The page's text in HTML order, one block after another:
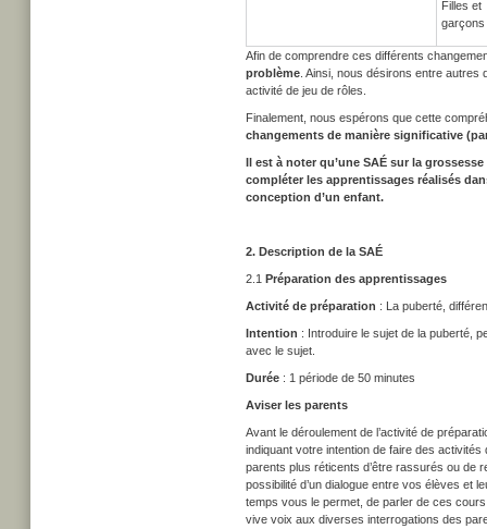
Filles et
garçons
Afin de comprendre ces différents
problème . Ainsi, nous désirons entre autres
activité de jeu de rôles.
Finalement, nous espérons que cette
changements de manière significative
Il est à noter qu’une SAÉ sur la
compléter les apprentissages réalisés
conception d’un enfant.
2. Description de la SAÉ
2.1 Préparation des apprentissages
Activité de préparation : La puberté,
Intention : Introduire le sujet de la puberté,
avec le sujet.
Durée : 1 période de 50 minutes
Aviser les parents
Avant le déroulement de l’activité de
indiquant votre intention de faire des
parents plus réticents d’être rassurés ou de
possibilité d’un dialogue entre vos élèves et
temps vous le permet, de parler de ces
vive voix aux diverses interrogations des